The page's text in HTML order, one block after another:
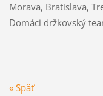
Morava, Bratislava,
Domáci držkovský
« Späť